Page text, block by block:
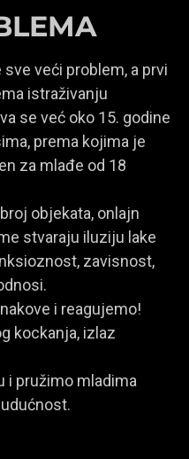
veći problem, a prvi
istraživanju
se već oko 15. godine
prema kojima je
za mlađe od 18
objekata, onlajn
stvaraju iluziju lake
zavisnost,
i reagujemo!
kockanja, izlaz
i pružimo mladima